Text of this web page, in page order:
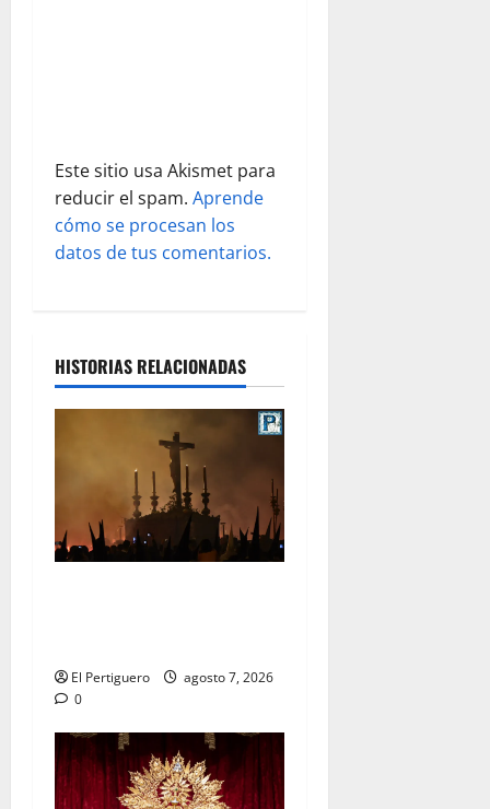
a
s
Este sitio usa Akismet para
reducir el spam. Aprende
cómo se procesan los
datos de tus comentarios.
HISTORIAS RELACIONADAS
El Pertiguero
agosto 7, 2026
0